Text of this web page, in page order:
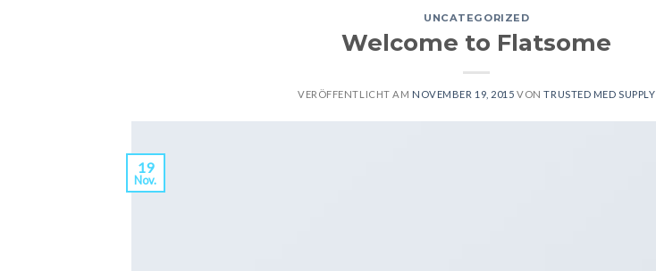
UNCATEGORIZED
Welcome to Flatsome
VERÖFFENTLICHT AM NOVEMBER 19, 2015 VONTRUSTED MED SUPPLY
19
Nov.